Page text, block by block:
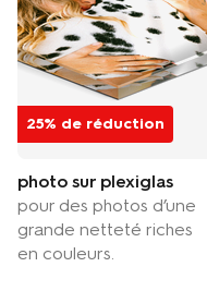
25% de réduction
photo sur plexiglas
pour des photos d’une
grande netteté riches
en couleurs.